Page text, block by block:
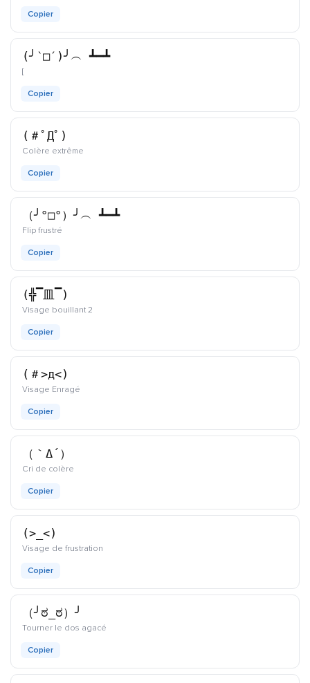
Copier
(╯‵□′)╯︵ ┻━┻
[kaomoji
Copier
(＃ﾟДﾟ)
Colère extrême
Copier
（╯°□°）╯︵ ┻━┻
Flip frustré
Copier
(╬▔皿▔)
Visage bouillant 2
Copier
(＃>д<)
Visage Enragé
Copier
（｀Δ´）
Cri de colère
Copier
(>_<)
Visage de frustration
Copier
（╯ಠ_ಠ）╯
Tourner le dos agacé
Copier